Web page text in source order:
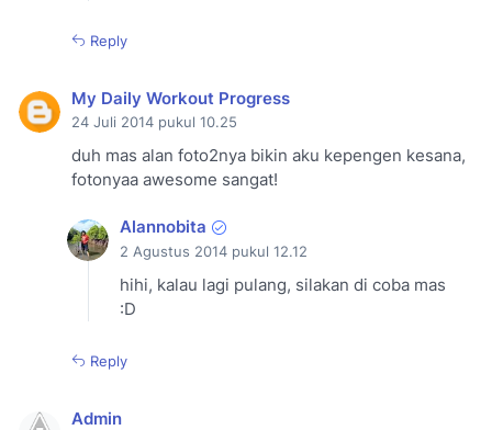
Reply
My Daily Workout Progress
24 Juli 2014 pukul 10.25
duh mas alan foto2nya bikin aku kepengen kesana,
fotonyaa awesome sangat!
Alannobita
2 Agustus 2014 pukul 12.12
hihi, kalau lagi pulang, silakan di coba mas
:D
Reply
Admin